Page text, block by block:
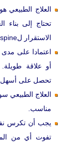
العلاج الطبيعي
تحتاج إلى بناء
الاستقرار لspine.
اعتمادا على
أو علاقة
تحصل على أسهل.
العلاج
مناسب.
يجب أن تكرس
تفوت أي من